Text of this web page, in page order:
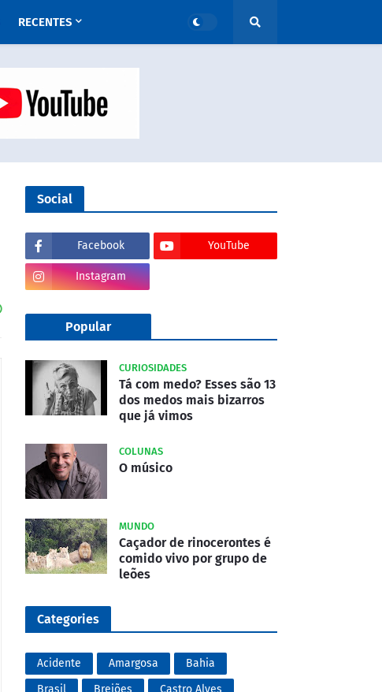
RECENTES
Social
Facebook YouTube
Instagram
Popular
CURIOSIDADES
Tá com medo? Esses são 13
dos medos mais bizarros
que já vimos
COLUNAS
O músico
MUNDO
Caçador de rinocerontes é
comido vivo por grupo de
leões
Categories
Acidente Amargosa
Bahia
Brasil
Brejões
Castro Alves